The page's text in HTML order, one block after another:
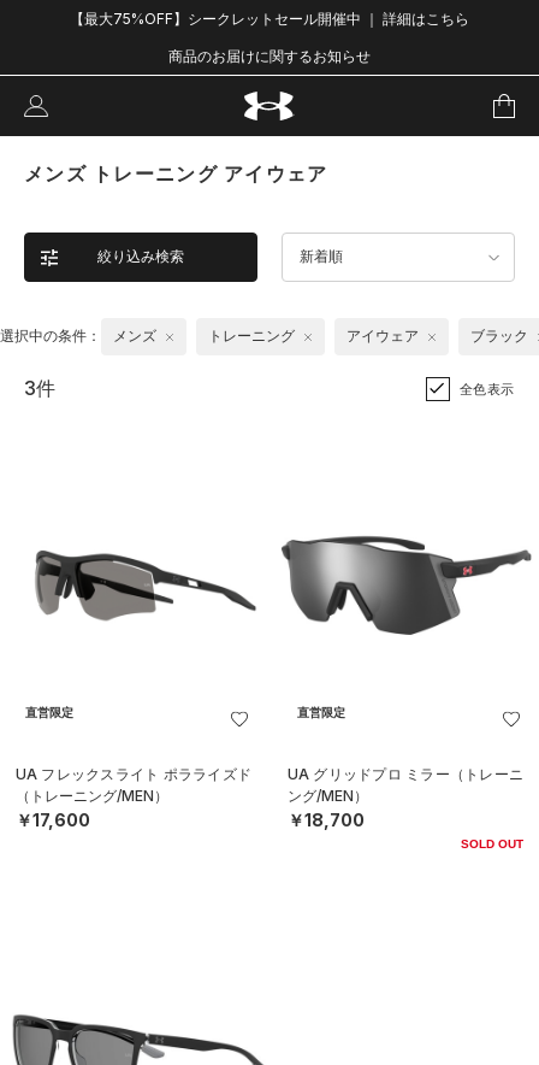
【最大75%OFF】シークレットセール開催中 ｜ 詳細はこちら
商品のお届けに関するお知らせ
メンズ トレーニング アイウェア
絞り込み検索 新着順
選択中の条件： メンズ トレーニング アイウェア ブラック
3件 全色表示
直営限定
UA フレックスライト ポラライズド
（トレーニング/MEN）
￥17,600
直営限定
UA グリッドプロ ミラー（トレーニ
ング/MEN）
￥18,700
SOLD OUT